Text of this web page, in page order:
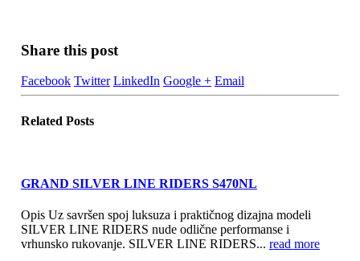
Share this post
Facebook Twitter LinkedIn Google + Email
Related Posts
GRAND SILVER LINE RIDERS S470NL
Opis Uz savršen spoj luksuza i praktičnog dizajna modeli
SILVER LINE RIDERS nude odlične performanse i
vrhunsko rukovanje. SILVER LINE RIDERS... read more